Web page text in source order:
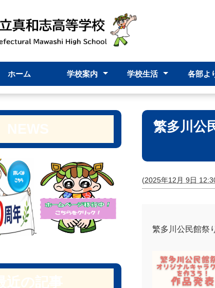
ホーム 学校案内
校長挨拶
内規
学校要覧
学校評価
学校評議員
グランドデザイン
スクールミッション
学校紹介VTR
学校パンフレット
学校生活
学校行事
部活動
校時表
各部よ
進路指
生徒指
繁多川公
(2025年12月 9日
繁多川公民館祭